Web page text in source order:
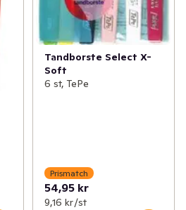
Tandborste Select X-
Soft
6 st, TePe
Prismatch
54,95 kr
9,16 kr /st